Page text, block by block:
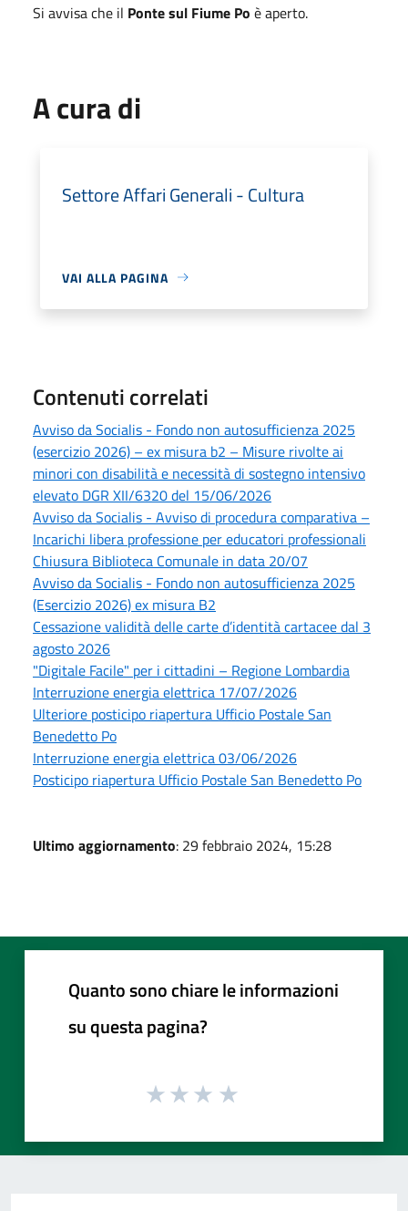
Si avvisa che il Ponte sul Fiume Po è aperto.
A cura di
Settore Affari Generali - Cultura
VAI ALLA PAGINA
Contenuti correlati
Avviso da Socialis - Fondo non autosufficienza 2025
(esercizio 2026) – ex misura b2 – Misure rivolte ai
minori con disabilità e necessità di sostegno intensivo
elevato DGR XII/6320 del 15/06/2026
Avviso da Socialis - Avviso di procedura comparativa –
Incarichi libera professione per educatori professionali
Chiusura Biblioteca Comunale in data 20/07
Avviso da Socialis - Fondo non autosufficienza 2025
(Esercizio 2026) ex misura B2
Cessazione validità delle carte d’identità cartacee dal 3
agosto 2026
"Digitale Facile" per i cittadini – Regione Lombardia
Interruzione energia elettrica 17/07/2026
Ulteriore posticipo riapertura Ufficio Postale San
Benedetto Po
Interruzione energia elettrica 03/06/2026
Posticipo riapertura Ufficio Postale San Benedetto Po
Ultimo aggiornamento: 29 febbraio 2024, 15:28
Quanto sono chiare le informazioni
su questa pagina?